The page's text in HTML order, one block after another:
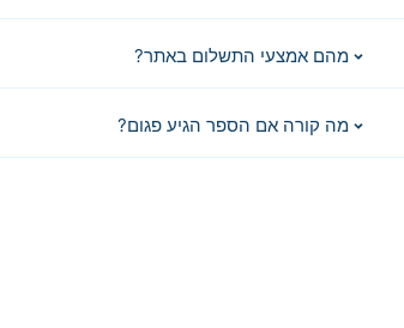
מהם אמצעי התשלום באתר?
מה קורה אם הספר הגיע פגום?